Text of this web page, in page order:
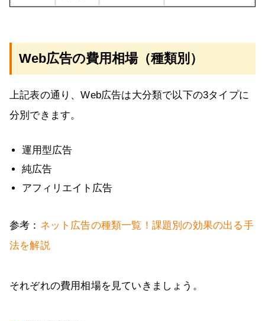
Web広告の費用相場（種類別）
上記表の通り、Web広告は大分類で以下の3タイプに
分別できます。
運用型広告
純広告
アフィリエイト広告
参考： ネット広告の種類一覧！課題別の効果の出る手
法を解説
それぞれの費用相場を見ていきましょう。